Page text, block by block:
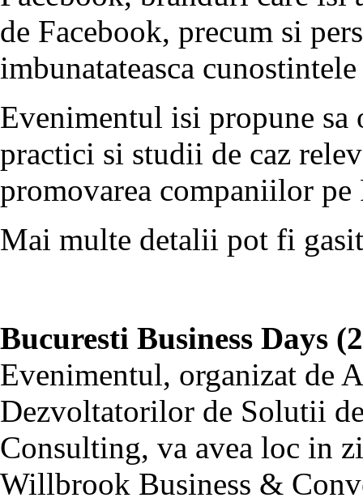
de Facebook, precum si
imbunatateasca
Evenimentul isi propune sa
practici si studii de caz
promovarea companiilor pe
Mai multe detalii pot fi
Bucuresti Business Days
Evenimentul, organizat de
Dezvoltatorilor de Solutii
Consulting, va avea loc in
Willbrook Business &